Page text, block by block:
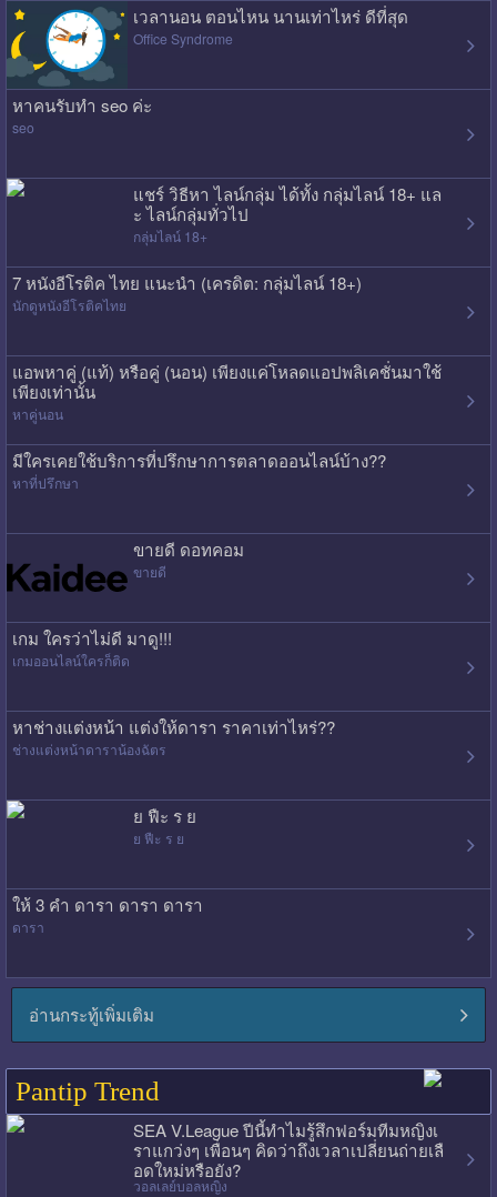
เวลานอน ตอนไหน นานเท่าไหร่ ดีที่สุด
Office Syndrome
หาคนรับทำ seo ค่ะ
seo
แชร์ วิธีหา ไลน์กลุ่ม ได้ทั้ง กลุ่มไลน์ 18+ แล
ะ ไลน์กลุ่มทั่วไป
กลุ่มไลน์ 18+
7 หนังอีโรติค ไทย แนะนำ (เครดิต: กลุ่มไลน์ 18+)
นักดูหนังอีโรติคไทย
แอพหาคู่ (แท้) หรือคู่ (นอน) เพียงแค่โหลดแอปพลิเคชั่นมาใช้
เพียงเท่านั้น
หาคู่นอน
มีใครเคยใช้บริการที่ปรึกษาการตลาดออนไลน์บ้าง??
หาที่ปรึกษา
ขายดี ดอทคอม
ขายดี
เกม ใครว่าไม่ดี มาดู!!!
เกมออนไลน์ใครก็ติด
หาช่างแต่งหน้า แต่งให้ดารา ราคาเท่าไหร่??
ช่างแต่งหน้าดาราน้องฉัตร
ย ฟืะ ร ย
ย ฟืะ ร ย
ให้ 3 คำ ดารา ดารา ดารา
ดารา
อ่านกระทู้เพิ่มเติม
Pantip Trend
SEA V.League ปีนี้ทำไมรู้สึกฟอร์มทีมหญิงเ
ราแกว่งๆ เพื่อนๆ คิดว่าถึงเวลาเปลี่ยนถ่ายเลื
อดใหม่หรือยัง?
วอลเลย์บอลหญิง